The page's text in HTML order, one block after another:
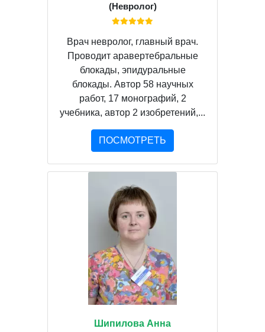
(Невролог)
Врач невролог, главный врач.
Проводит аравертебральные
блокады, эпидуральные
блокады. Автор 58 научных
работ, 17 монографий, 2
учебника, автор 2 изобретений,...
ПОСМОТРЕТЬ
Шипилова Анна